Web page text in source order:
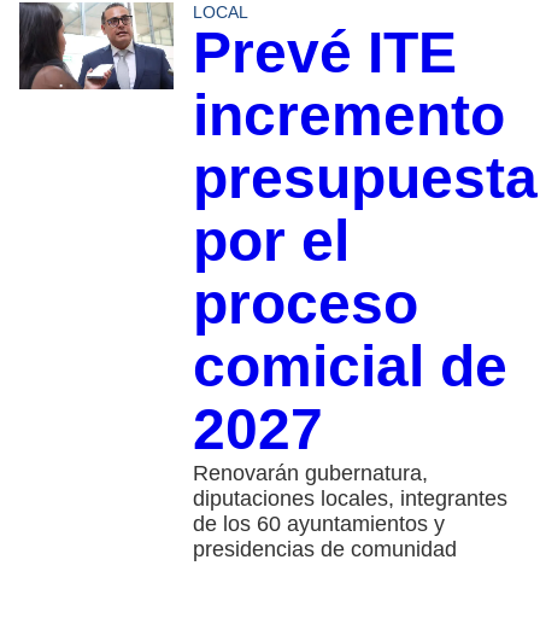
LOCAL
Prevé ITE
incremento
por el
proceso
comicial de
2027
Renovarán gubernatura,
diputaciones locales, integrantes
de los 60 ayuntamientos y
presidencias de comunidad